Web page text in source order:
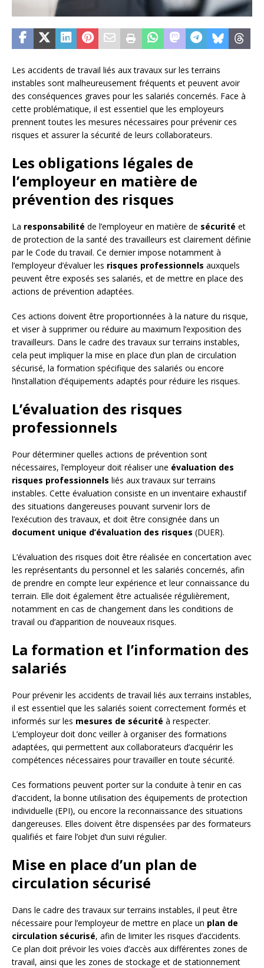
Les accidents de travail liés aux travaux sur les terrains
instables sont malheureusement fréquents et peuvent avoir
des conséquences graves pour les salariés concernés. Face à
cette problématique, il est essentiel que les employeurs
prennent toutes les mesures nécessaires pour prévenir ces
risques et assurer la sécurité de leurs collaborateurs.
Les obligations légales de
l’employeur en matière de
prévention des risques
La responsabilité de l’employeur en matière de sécurité et
de protection de la santé des travailleurs est clairement définie
par le Code du travail. Ce dernier impose notamment à
l’employeur d’évaluer les risques professionnels auxquels
peuvent être exposés ses salariés, et de mettre en place des
actions de prévention adaptées.
Ces actions doivent être proportionnées à la nature du risque,
et viser à supprimer ou réduire au maximum l’exposition des
travailleurs. Dans le cadre des travaux sur terrains instables,
cela peut impliquer la mise en place d’un plan de circulation
sécurisé, la formation spécifique des salariés ou encore
l’installation d’équipements adaptés pour réduire les risques.
L’évaluation des risques
professionnels
Pour déterminer quelles actions de prévention sont
nécessaires, l’employeur doit réaliser une évaluation des
risques professionnels liés aux travaux sur terrains
instables. Cette évaluation consiste en un inventaire exhaustif
des situations dangereuses pouvant survenir lors de
l’exécution des travaux, et doit être consignée dans un
document unique d’évaluation des risques (DUER).
L’évaluation des risques doit être réalisée en concertation avec
les représentants du personnel et les salariés concernés, afin
de prendre en compte leur expérience et leur connaissance du
terrain. Elle doit également être actualisée régulièrement,
notamment en cas de changement dans les conditions de
travail ou d’apparition de nouveaux risques.
La formation et l’information des
salariés
Pour prévenir les accidents de travail liés aux terrains instables,
il est essentiel que les salariés soient correctement formés et
informés sur les mesures de sécurité à respecter.
L’employeur doit donc veiller à organiser des formations
adaptées, qui permettent aux collaborateurs d’acquérir les
compétences nécessaires pour travailler en toute sécurité.
Ces formations peuvent porter sur la conduite à tenir en cas
d’accident, la bonne utilisation des équipements de protection
individuelle (EPI), ou encore la reconnaissance des situations
dangereuses. Elles doivent être dispensées par des formateurs
qualifiés et faire l’objet d’un suivi régulier.
Mise en place d’un plan de
circulation sécurisé
Dans le cadre des travaux sur terrains instables, il peut être
nécessaire pour l’employeur de mettre en place un plan de
circulation sécurisé, afin de limiter les risques d’accidents.
Ce plan doit prévoir les voies d’accès aux différentes zones de
travail, ainsi que les zones de stockage et de stationnement